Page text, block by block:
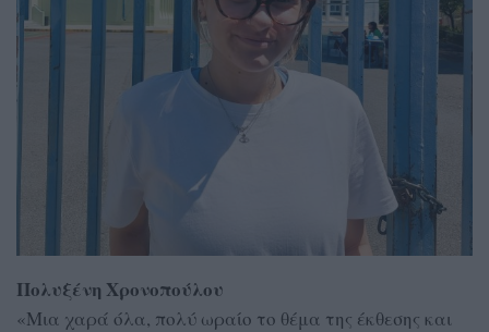
Πολυξένη Χρονοπούλου
«Μια χαρά όλα, πολύ ωραίο το θέμα της έκθεσης και